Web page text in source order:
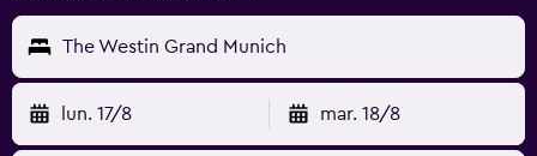
The Westin Grand Munich
lun. 17/8 mar. 18/8